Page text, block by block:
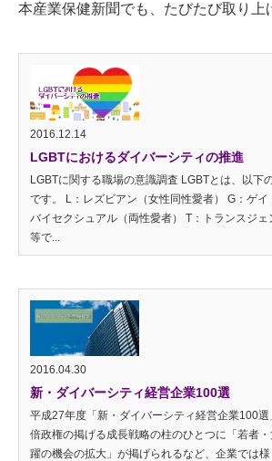
本産業保健新聞でも、たびたび取り上
2016.12.14
LGBTにおけるダイバーシティの推進
LGBTに関する職場の意識調査 LGBTとは、以下
です。 L：レズビアン（女性同性愛者） G：ゲイ
バイセクシュアル（両性愛者） T：トランスジ
等で...
2016.04.30
新・ダイバーシティ経営企業100選
平成27年度「新・ダイバーシティ経営企業100
倍政権の掲げる成長戦略の柱のひとつに「若者
躍の機会の拡大」が掲げられるなど、企業では